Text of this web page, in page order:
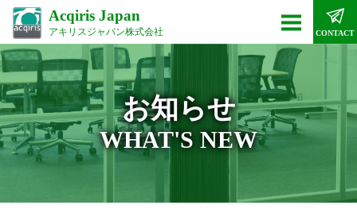
Acqiris Japan
アキリスジャパン株式会社 CONTACT
お知らせ
WHAT'S NEW